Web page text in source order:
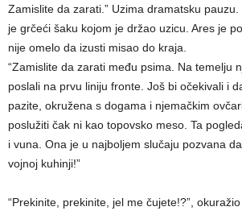
Zamislite da zarati.” Uzima dramatsku
je grčeći šaku kojom je držao uzicu. Ares je
nije omelo da izusti misao do kraja.
“Zamislite da zarati među psima. Na temelju
poslali na prvu liniju fronte. Još bi očekivali i
pazite, okružena s dogama i njemačkim
poslužiti čak ni kao topovsko meso. Ta
i vuna. Ona je u najboljem slučaju pozvana
vojnoj kuhinji!”
“Prekinite, prekinite, jel me čujete!?”,